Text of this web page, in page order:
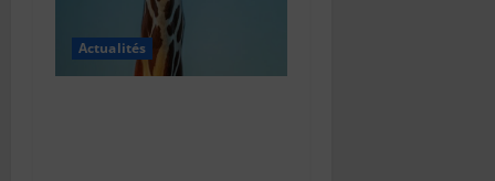
Actualités